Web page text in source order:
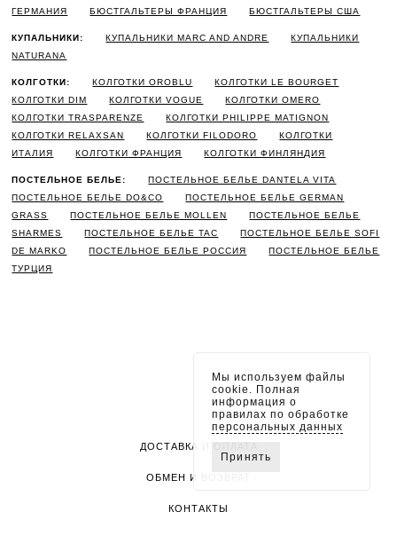
ГЕРМАНИЯ
БЮСТГАЛЬТЕРЫ ФРАНЦИЯ БЮСТГАЛЬТЕРЫ США
КУПАЛЬНИКИ: КУПАЛЬНИКИ MARC AND ANDRE
КУПАЛЬНИКИ
NATURANA
КОЛГОТКИ: КОЛГОТКИ OROBLU
КОЛГОТКИ LE BOURGET
КОЛГОТКИ DIM
КОЛГОТКИ VOGUE
КОЛГОТКИ OMERO
КОЛГОТКИ TRASPARENZE
КОЛГОТКИ PHILIPPE MATIGNON
КОЛГОТКИ RELAXSAN
КОЛГОТКИ FILODORO
КОЛГОТКИ
ИТАЛИЯ
КОЛГОТКИ ФРАНЦИЯ КОЛГОТКИ ФИНЛЯНДИЯ
ПОСТЕЛЬНОЕ БЕЛЬЕ:
ПОСТЕЛЬНОЕ БЕЛЬЕ DANTELA VITA
ПОСТЕЛЬНОЕ БЕЛЬЕ DO&CO
ПОСТЕЛЬНОЕ БЕЛЬЕ GERMAN
GRASS
ПОСТЕЛЬНОЕ БЕЛЬЕ MOLLEN
ПОСТЕЛЬНОЕ БЕЛЬЕ
SHARMES
ПОСТЕЛЬНОЕ БЕЛЬЕ TAC
ПОСТЕЛЬНОЕ БЕЛЬЕ SOFI
DE MARKO
ПОСТЕЛЬНОЕ БЕЛЬЕ РОССИЯ
ПОСТЕЛЬНОЕ БЕЛЬЕ
ТУРЦИЯ
ДОСТАВКА И ОПЛАТА
ОБМЕН И ВОЗВРАТ
КОНТАКТЫ
Мы используем файлы
cookie. Полная
информация о
правилах по обработке
персональных данных
Принять